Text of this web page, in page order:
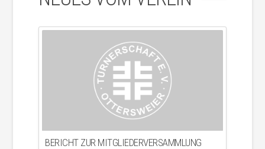
BERICHT ZUR MITGLIEDERVERSAMMLUNG